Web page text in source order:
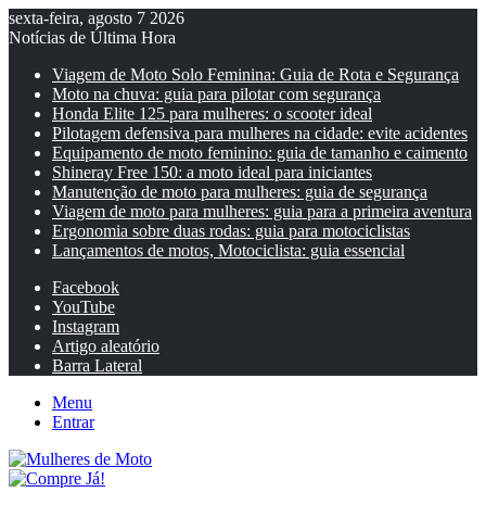
sexta-feira, agosto 7 2026
Notícias de Última Hora
Viagem de Moto Solo Feminina: Guia de Rota e Segurança
Moto na chuva: guia para pilotar com segurança
Honda Elite 125 para mulheres: o scooter ideal
Pilotagem defensiva para mulheres na cidade: evite acidentes
Equipamento de moto feminino: guia de tamanho e caimento
Shineray Free 150: a moto ideal para iniciantes
Manutenção de moto para mulheres: guia de segurança
Viagem de moto para mulheres: guia para a primeira aventura
Ergonomia sobre duas rodas: guia para motociclistas
Lançamentos de motos, Motociclista: guia essencial
Facebook
YouTube
Instagram
Artigo aleatório
Barra Lateral
Menu
Entrar